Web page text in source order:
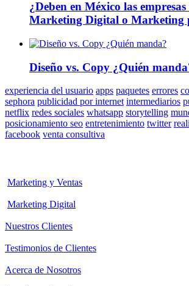
¿Deben en México las
Marketing Digital o Marketing
Diseño vs. Copy ¿Quién
experiencia del usuario apps paquetes errores
sephora publicidad por internet intermediarios
netflix redes sociales whatsapp storytelling
posicionamiento seo entretenimiento twitter
facebook venta consultiva
Marketing y Ventas
Marketing Digital
Nuestros Clientes
Testimonios de Clientes
Acerca de Nosotros